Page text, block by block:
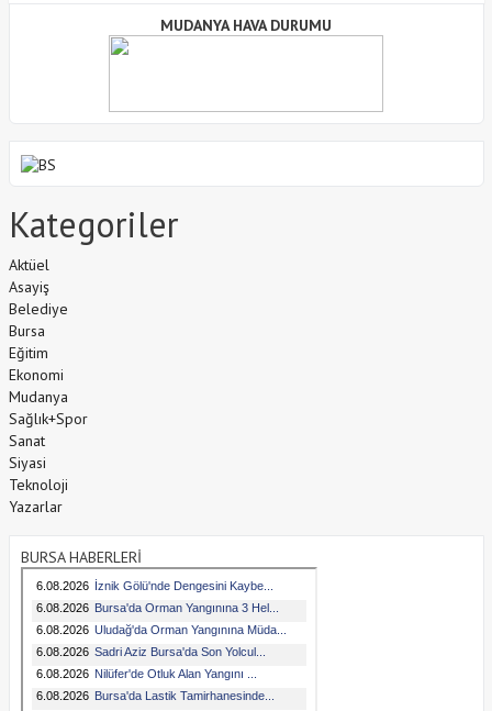
MUDANYA HAVA DURUMU
Kategoriler
Aktüel
Asayiş
Belediye
Bursa
Eğitim
Ekonomi
Mudanya
Sağlık+Spor
Sanat
Siyasi
Teknoloji
Yazarlar
BURSA HABERLERİ